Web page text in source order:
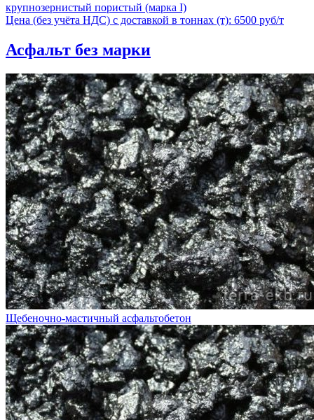
крупнозернистый пористый (марка I)
Цена (без учёта НДС) с доставкой в тоннах (т): 6500 руб/т
Асфальт без марки
Щебеночно-мастичный асфальтобетон